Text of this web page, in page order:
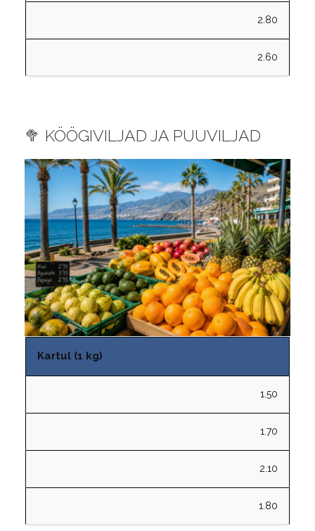
2.80
2.60
🥦 KÖÖGIVILJAD JA PUUVILJAD
Kartul (1 kg)
1.50
1.70
2.10
1.80